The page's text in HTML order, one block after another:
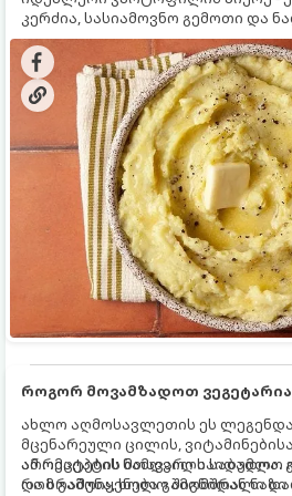
კერძია, სასიამოვნო გემოთი და
ფერით. მისი მომზადება ძალიან
არსებობს რამდენიმე საიდუმლო,
იცოდეთ, რომ პიურე იდეალურად
როგორ მოვამზადოთ
ახლო აღმოსავლეთის ეს
მცენარეული ცილის,
არომატების ნამდვილი
და ხრაშუნა, ხოლო შიგნიდან ნაზი
ამ რეცეპტის მთავარი საიდუმლო
რომ გამოიყენება გამომშრალი